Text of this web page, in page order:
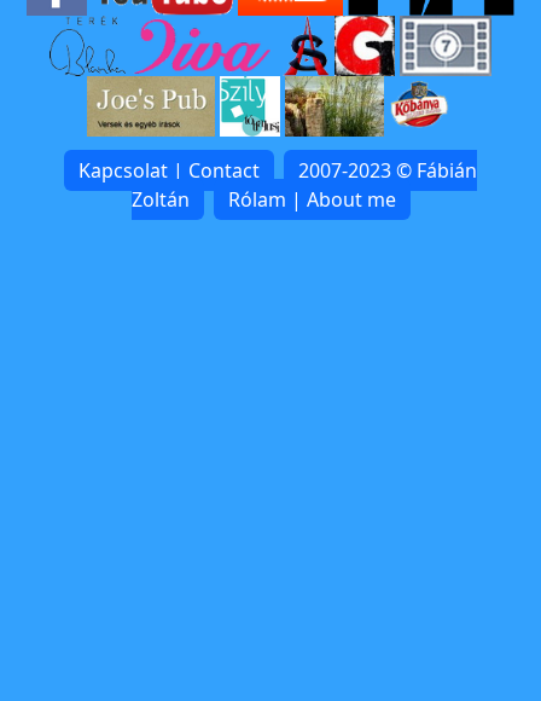
Kapcsolat | Contact
2007-2023 © Fábián
Zoltán
Rólam | About me